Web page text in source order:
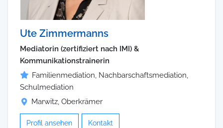
Ute Zimmermanns
Mediatorin (zertifiziert nach IMI) &
Kommunikationstrainerin
Familienmediation, Nachbarschaftsmediation,
Schulmediation
Marwitz, Oberkrämer
Profil ansehen Kontakt